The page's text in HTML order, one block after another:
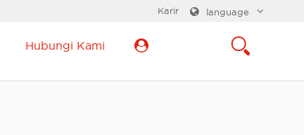
language
Karir
Hubungi Kami